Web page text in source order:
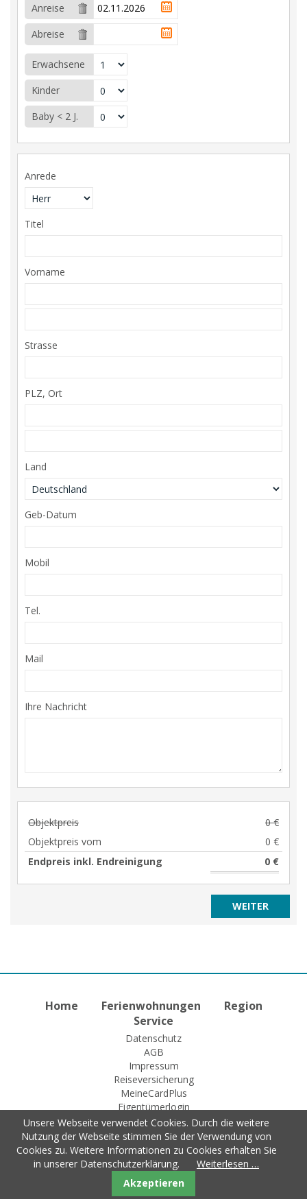
Anreise
Abreise
Erwachsene
Kinder
Baby < 2 J.
Anrede
Titel
Vorname
Strasse
PLZ, Ort
Land
Geb-Datum
Mobil
Tel.
Mail
Ihre Nachricht
Objektpreis
0 €
Objektpreis vom
0 €
Endpreis inkl. Endreinigung
0 €
Home Ferienwohnungen
Region
Service
Datenschutz
AGB
Impressum
Reiseversicherung
MeineCardPlus
Eigentümerlogin
© 2015 Fewo-Zentrale Willingen
Unsere Webseite verwendet Cookies. Durch die weitere
Nutzung der Webseite stimmen Sie der Verwendung von
Cookies zu. Weitere Informationen zu Cookies erhalten Sie
in unserer Datenschutzerklärung.
Weiterlesen …
Akzeptieren